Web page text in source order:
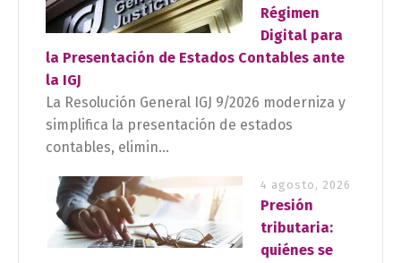
Régimen
Digital para
la Presentación de Estados Contables ante
la IGJ
La Resolución General IGJ 9/2026 moderniza y
simplifica la presentación de estados
contables, elimin...
4 agosto, 2026
Presión
tributaria:
quiénes se